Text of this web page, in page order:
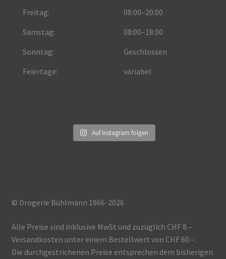
Freitag:
08:00–20:00
Samstag:
08:00–18:00
Sonntag:
Geschlossen
Feiertage:
variabel
Auf Instagram folgen
© Drogerie Bühlmann 1966-2026
Alle Preise sind inklusive MwSt und zuzüglich CHF 8.–
Versandkosten unter einem Bestellwert von CHF 60.–.
Die durchgestrichenen Preise entsprechen dem bisherigen